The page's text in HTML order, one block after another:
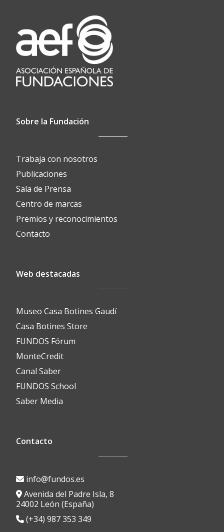
Sobre la Fundación
Trabaja con nosotros
Publicaciones
Sala de Prensa
Centro de marcas
Premios y reconocimientos
Contacto
Web destacadas
Museo Casa Botines Gaudí
Casa Botines Store
FUNDOS Fórum
MonteCredit
Canal Saber
FUNDOS School
Saber Media
Contacto
info@fundos.es
Avenida del Padre Isla, 8
24002 León (España)
(+34) 987 353 349